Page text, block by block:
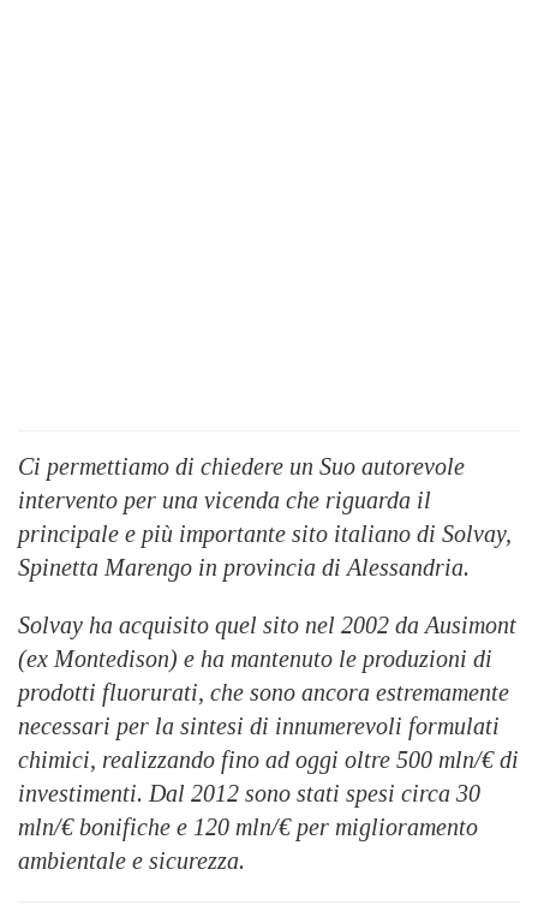
Ci permettiamo di chiedere un Suo autorevole
intervento per una vicenda che riguarda il
principale e più importante sito italiano di Solvay,
Spinetta Marengo in provincia di Alessandria.
Solvay ha acquisito quel sito nel 2002 da Ausimont
(ex Montedison) e ha mantenuto le produzioni di
prodotti fluorurati, che sono ancora estremamente
necessari per la sintesi di innumerevoli formulati
chimici, realizzando fino ad oggi oltre 500 mln/€ di
investimenti. Dal 2012 sono stati spesi circa 30
mln/€ bonifiche e 120 mln/€ per miglioramento
ambientale e sicurezza.